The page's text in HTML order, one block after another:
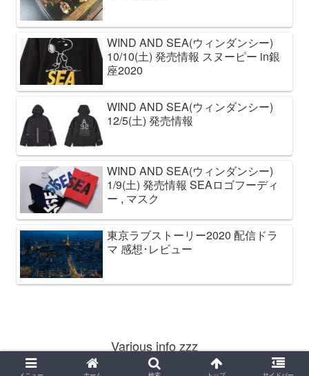
WIND AND SEA(ウィンダンシー)
10/10(土) 発売情報 スヌーピー in銀
座2020
WIND AND SEA(ウィンダンシー)
12/5(土) 発売情報
WIND AND SEA(ウィンダンシー)
1/9(土) 発売情報 SEAロゴフーディ
ー , マスク
東京ラブストーリー2020 配信ドラ
マ 感想･レビュー
Various info zzz
© 2020 Various info zzz.